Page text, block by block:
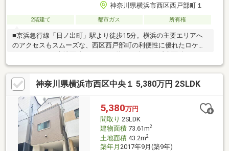
神奈川県横浜市西区西戸部町１
2階建て 都市ガス 所有権
■京浜急行線「日ノ出町」駅より徒歩15分。横浜の主要エリアへ
のアクセスもスムーズな、西区西戸部町の利便性に優れたロケー
㎡（約30.46坪）のゆとりある住空間。木造2階建ての暮らしやす
い規模の邸宅です。■各室に大容量のクローゼットや押入を完
備。2階の廊下や階段まわりを含め、住まい全体をすっきりと片付
けられる充実の収納設計が施されています。お問い合わせは【フ
リーダイヤル：0120-702-700】までお気軽にどうぞ♪
神奈川県横浜市西区中央１ 5,380万円 2SLDK
5,380万円
間取り 2SLDK
建物面積73.61m2
土地面積43.2m2
築年月 2017年9月(築9年)